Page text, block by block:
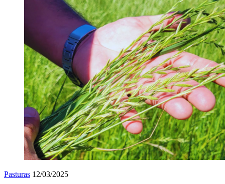
Pasturas 12/03/2025